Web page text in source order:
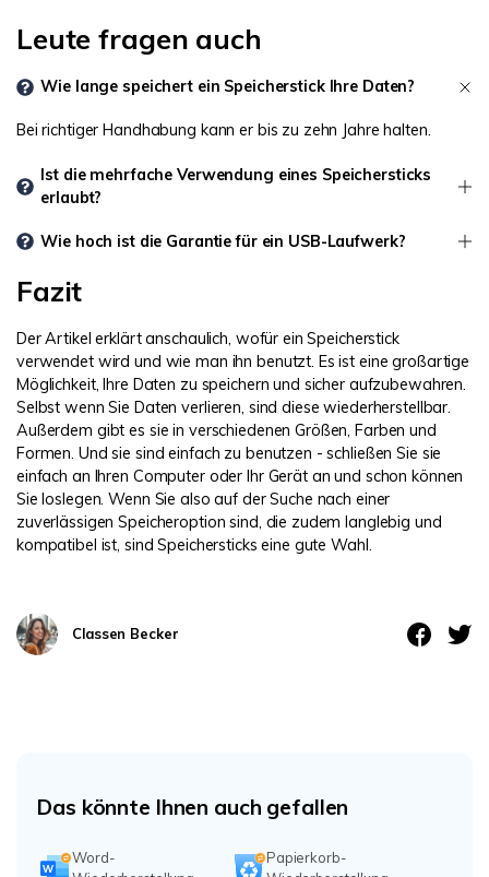
Leute fragen auch
Wie lange speichert ein Speicherstick Ihre Daten?
Bei richtiger Handhabung kann er bis zu zehn Jahre halten.
Ist die mehrfache Verwendung eines Speichersticks
erlaubt?
Wie hoch ist die Garantie für ein USB-Laufwerk?
Fazit
Der Artikel erklärt anschaulich, wofür ein Speicherstick
verwendet wird und wie man ihn benutzt. Es ist eine großartige
Möglichkeit, Ihre Daten zu speichern und sicher aufzubewahren.
Selbst wenn Sie Daten verlieren, sind diese wiederherstellbar.
Außerdem gibt es sie in verschiedenen Größen, Farben und
Formen. Und sie sind einfach zu benutzen - schließen Sie sie
einfach an Ihren Computer oder Ihr Gerät an und schon können
Sie loslegen. Wenn Sie also auf der Suche nach einer
zuverlässigen Speicheroption sind, die zudem langlebig und
kompatibel ist, sind Speichersticks eine gute Wahl.
Classen Becker
Das könnte Ihnen auch gefallen
Word-
Papierkorb-